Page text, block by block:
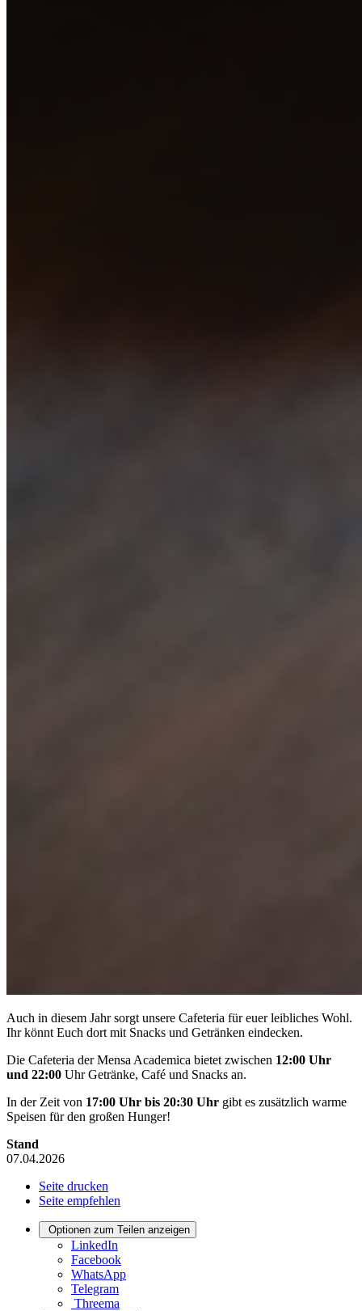
Auch in diesem Jahr sorgt unsere Cafeteria für euer leibliches Wohl.
Ihr könnt Euch dort mit Snacks und Getränken eindecken.
Die Cafeteria der Mensa Academica bietet zwischen 12:00 Uhr
und 22:00 Uhr Getränke, Café und Snacks an.
In der Zeit von 17:00 Uhr bis 20:30 Uhr gibt es zusätzlich warme
Speisen für den großen Hunger!
Stand
07.04.2026
Seite drucken
Seite empfehlen
Optionen zum Teilen anzeigen
LinkedIn
Facebook
WhatsApp
Telegram
Threema